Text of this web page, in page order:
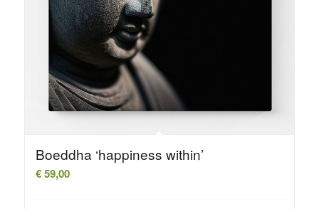
Boeddha ‘happiness within’
€59,00